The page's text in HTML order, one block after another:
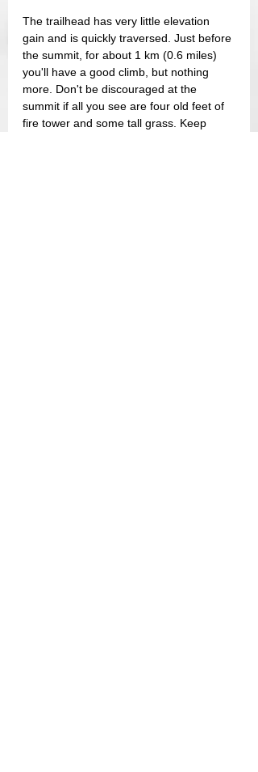
The trailhead has very little elevation
gain and is quickly traversed. Just before
the summit, for about 1 km (0.6 miles)
you'll have a good climb, but nothing
more. Don't be discouraged at the
summit if all you see are four old feet of
fire tower and some tall grass. Keep